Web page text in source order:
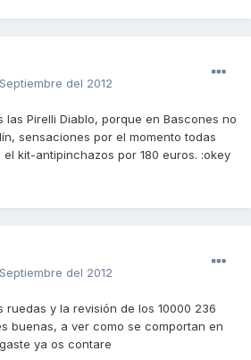
del 2012
las Pirelli Diablo, porque en Bascones no
sensaciones por el momento todas
kit-antipinchazos por 180 euros. :okey
del 2012
ruedas y la revisión de los 10000 236
buenas, a ver como se comportan en
ya os contare